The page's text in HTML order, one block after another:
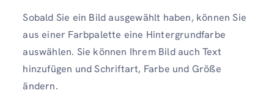
Sobald Sie ein Bild ausgewählt haben, können Sie
aus einer Farbpalette eine Hintergrundfarbe
auswählen. Sie können Ihrem Bild auch Text
hinzufügen und Schriftart, Farbe und Größe
ändern.